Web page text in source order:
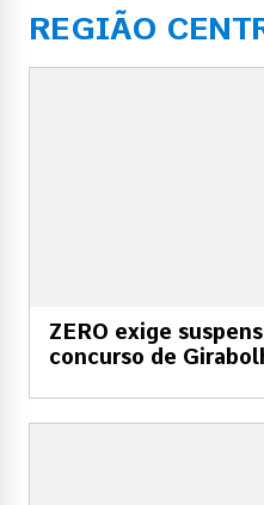
REGIÃO
ZERO exige
concurso de